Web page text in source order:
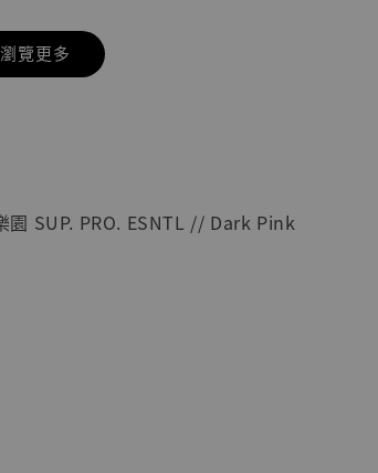
瀏覽更多
園 SUP. PRO. ESNTL // Dark Pink